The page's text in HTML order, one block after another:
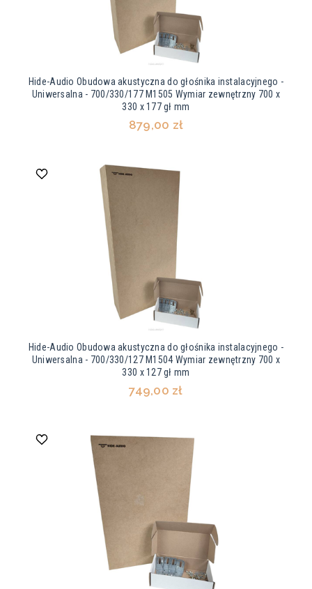
Hide-Audio Obudowa akustyczna do głośnika instalacyjnego -
Uniwersalna - 700/330/177 M1505 Wymiar zewnętrzny 700 x
330 x 177 gł mm
879,00 zł
Hide-Audio Obudowa akustyczna do głośnika instalacyjnego -
Uniwersalna - 700/330/127 M1504 Wymiar zewnętrzny 700 x
330 x 127 gł mm
749,00 zł